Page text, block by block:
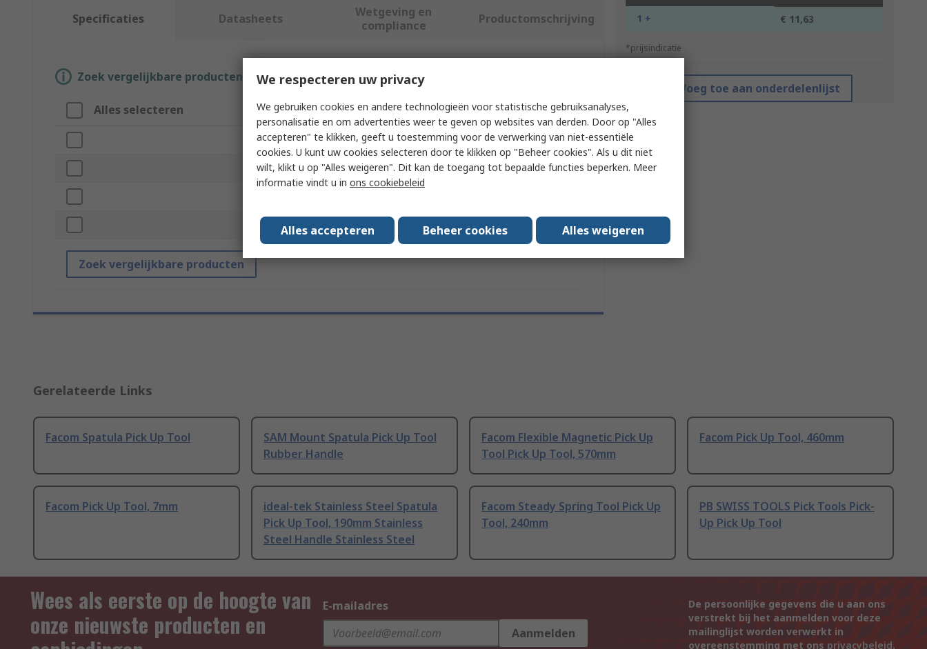
1 + € 11,63
*prijsindicatie
Voeg toe aan onderdelenlijst
Specificaties Datasheets
Wetgeving en
compliance
Productomschrijving
Zoek vergelijkbare producten door een of meer kenmerken te selecteren.
Alles selecteren Attribuut Waarde
Merk Facom
Sub Type Spatula
Standards/Approvals
Zoek vergelijkbare producten
Gerelateerde Links
Facom Spatula Pick Up Tool
SAM Mount Spatula Pick Up Tool
Rubber Handle
Facom Flexible Magnetic Pick Up
Tool Pick Up Tool, 570mm
Facom Pick Up Tool, 460mm
Facom Pick Up Tool, 7mm
ideal-tek Stainless Steel Spatula
Pick Up Tool, 190mm Stainless
Steel Handle Stainless Steel
Facom Steady Spring Tool Pick Up
Tool, 240mm
PB SWISS TOOLS Pick Tools Pick-
Up Pick Up Tool
Wees als eerste op de hoogte van
onze nieuwste producten en
E-mailadres
Aanmelden
De persoonlijke gegevens die u aan ons
verstrekt bij het aanmelden voor deze
mailinglijst worden verwerkt in
overeenstemming met ons privacybeleid.
We respecteren uw privacy
We gebruiken cookies en andere technologieën voor statistische gebruiksanalyses,
personalisatie en om advertenties weer te geven op websites van derden. Door op "Alles
accepteren" te klikken, geeft u toestemming voor de verwerking van niet-essentiële
cookies. U kunt uw cookies selecteren door te klikken op "Beheer cookies". Als u dit niet
wilt, klikt u op "Alles weigeren". Dit kan de toegang tot bepaalde functies beperken. Meer
informatie vindt u in ons cookiebeleid
Alles accepteren Beheer cookies Alles weigeren